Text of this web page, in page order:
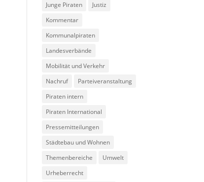
Junge Piraten
Justiz
Kommentar
Kommunalpiraten
Landesverbände
Mobilität und Verkehr
Nachruf
Parteiveranstaltung
Piraten intern
Piraten International
Pressemitteilungen
Städtebau und Wohnen
Themenbereiche
Umwelt
Urheberrecht